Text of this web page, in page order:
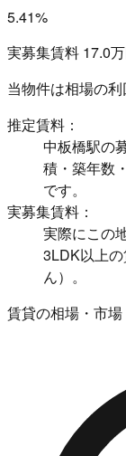
5.41%
実募集賃料 17.0
当物件は相場の
推定賃料：
中板橋駅の
積・築年数
です。
実募集賃料：
実際にこの
3LDK以上
ん）。
賃貸の相場・市場